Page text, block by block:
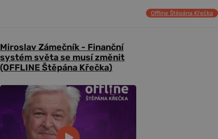
Offline Štěpána Křečka
Miroslav Zámečník - Finanční
systém světa se musí změnit
(OFFLINE Štěpána Křečka)